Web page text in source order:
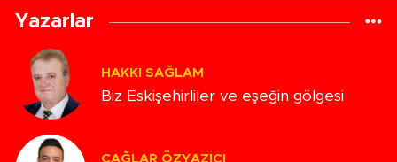
Yazarlar
HAKKI SAĞLAM
Biz Eskişehirliler ve eşeğin gölgesi
ÇAĞLAR ÖZYAZICI